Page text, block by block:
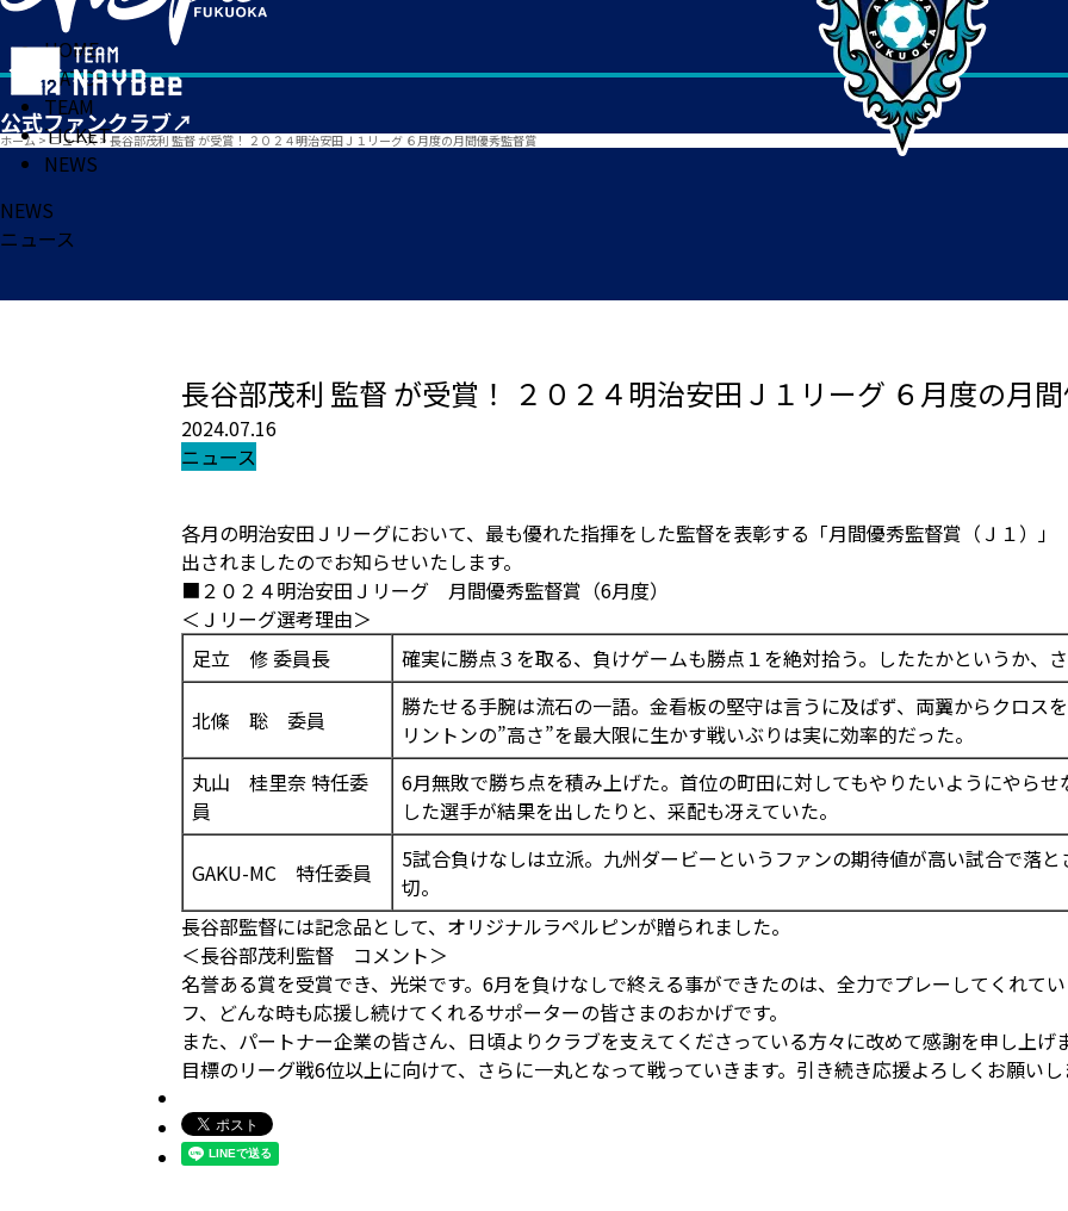
HOME
MATCH
TEAM
TICKET
NEWS
ホーム > ニュース> 長谷部茂利 監督 が受賞！ ２０２４明治安田Ｊ１リーグ ６月度の月間優秀監督賞
NEWS
ニュース
長谷部茂利 監督 が受賞！ ２０２４明治安田Ｊ１リーグ ６月度の月
2024.07.16
ニュース
各月の明治安田Ｊリーグにおいて、最も優れた指揮をした監督を表彰する「月間優秀監督賞（Ｊ１）
出されましたのでお知らせいたします。
■２０２４明治安田Ｊリーグ 月間優秀監督賞（6月度）
＜Ｊリーグ選考理由＞
足立 修 委員長
確実に勝点３を取る、負けゲームも勝点１を絶対拾う。したたかというか、
北條 聡 委員
勝たせる手腕は流石の一語。金看板の堅守は言うに及ばず、両翼からクロス
リントンの”高さ”を最大限に生かす戦いぶりは実に効率的だった。
丸山 桂里奈 特任委
員
6月無敗で勝ち点を積み上げた。首位の町田に対してもやりたいようにやら
した選手が結果を出したりと、采配も冴えていた。
GAKU-MC 特任委員
5試合負けなしは立派。九州ダービーというファンの期待値が高い試合で落
切。
長谷部監督には記念品として、オリジナルラペルピンが贈られました。
＜長谷部茂利監督 コメント＞
名誉ある賞を受賞でき、光栄です。6月を負けなしで終える事ができたのは、全力でプレーしてくれて
フ、どんな時も応援し続けてくれるサポーターの皆さまのおかげです。
また、パートナー企業の皆さん、日頃よりクラブを支えてくださっている方々に改めて感謝を申し上げ
目標のリーグ戦6位以上に向けて、さらに一丸となって戦っていきます。引き続き応援よろしくお願いし